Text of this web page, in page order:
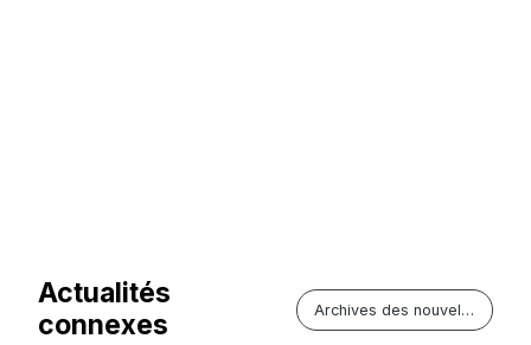
Actualités
connexes
Archives des nouvelles